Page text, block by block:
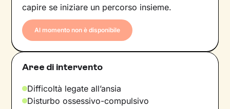
capire se iniziare un percorso insieme.
Al momento non è disponibile
Aree di intervento
Difficoltà legate all’ansia
Disturbo ossessivo-compulsivo